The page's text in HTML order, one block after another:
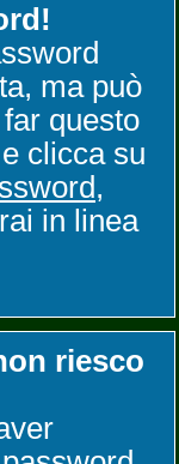
ma può
questo
clicca su
,
in linea
riesco